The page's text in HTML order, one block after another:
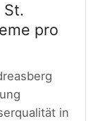
St.
pro
in